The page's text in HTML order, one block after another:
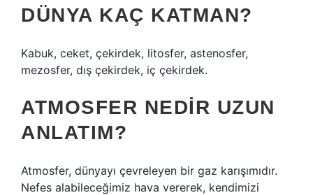
DÜNYA KAÇ KATMAN?
Kabuk, ceket, çekirdek, litosfer, astenosfer,
mezosfer, dış çekirdek, iç çekirdek.
ATMOSFER NEDIR UZUN
ANLATIM?
Atmosfer, dünyayı çevreleyen bir gaz karışımıdır.
Nefes alabileceğimiz hava vererek, kendimizi